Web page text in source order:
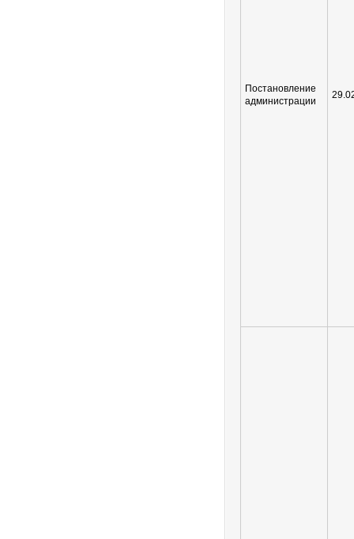
Постановление
администрации